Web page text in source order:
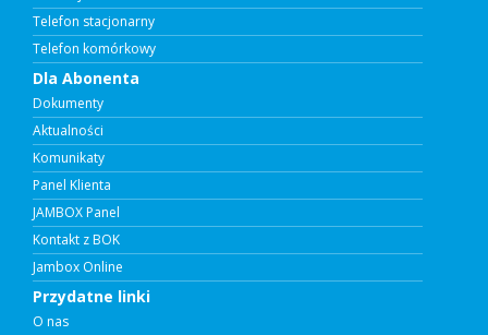
Telefon stacjonarny
Telefon komórkowy
Dla Abonenta
Dokumenty
Aktualności
Komunikaty
Panel Klienta
JAMBOX Panel
Kontakt z BOK
Jambox Online
Przydatne linki
O nas